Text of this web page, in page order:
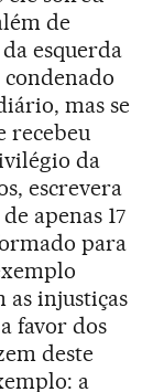
de
esquerda
mas se
recebeu
da
escrevera
apenas 17
para
as injustiças
favor dos
deste
a